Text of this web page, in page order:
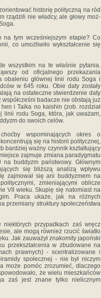
historię polityczną na ród
rządzili nie władcy, ale głowy moż­
na tym wcześniejszym etapie? Co
co umożliwiło wykształcenie się
wszyst­kim na te właśnie pytania.
od oficjalnego przekazania
obaleniu głównej linii rodu Soga i
w 645 roku. Obie daty zostały
na ostateczne stwierdzenie daty
badacze nie obstają już
i Taika no kaishin (zob. rozdział
linii rodu Soga, która, jak uważam,
do swoich celów.
wspo­minających okres o
się na historii politycznej,
bardziej ważny czynnik kształtujący
zajmuje zmiana paradygmatu
na buddyzm państwowy. Głównym
się bliższą analizą wpływu
zajmował się ani buddyzmem na
zmieniającymi oblicze
VII wieku. Skupię się natomiast na
Praca ukaże, jak na różnych
przemiany struktury społeczeństwa
przypadkach zaś wręcz
ale mogą również rzucić światło
Jak zauważył znakomity japoński
przekształcenia w zbudowane na
prawnych) - scentralizowane i
społecznej - nie był niczym
może pomóc zrozumieć, dlaczego
że wielu mieszkańców
zaś jest znane tylko nielicznym